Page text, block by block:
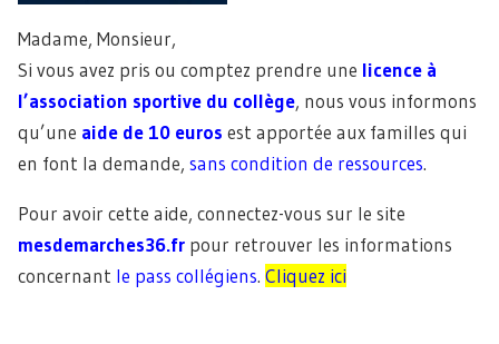
Madame, Monsieur,
Si vous avez pris ou comptez prendre une licence à
l’association sportive du collège, nous vous informons
qu’une aide de 10 euros est apportée aux familles qui
en font la demande, sans condition de ressources.
Pour avoir cette aide, connectez-vous sur le site
mesdemarches36.fr pour retrouver les informations
concernant le pass collégiens. Cliquez ici